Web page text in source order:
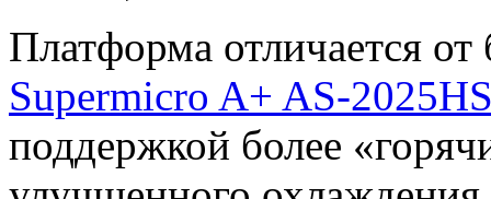
Платформа отличается
Supermicro A+ AS-
поддержкой более